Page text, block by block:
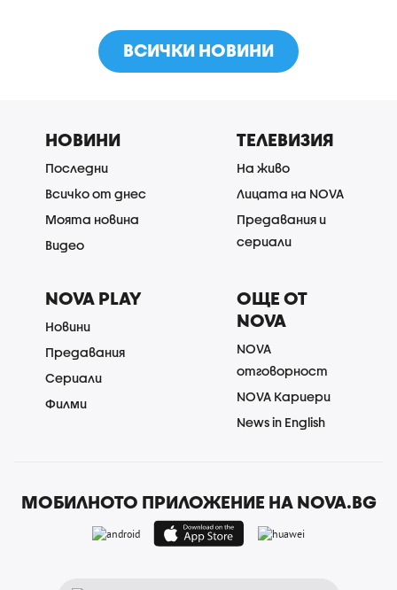
ВСИЧКИ НОВИНИ
НОВИНИ
Последни
Всичко от днес
Моята новина
Видео
ТЕЛЕВИЗИЯ
На живо
Лицата на NOVA
Предавания и
сериали
NOVA PLAY
Новини
Предавания
Сериали
Филми
ОЩЕ ОТ
NOVA
NOVA
отговорност
NOVA Кариери
News in English
МОБИЛНОТО ПРИЛОЖЕНИЕ НА NOVA.BG